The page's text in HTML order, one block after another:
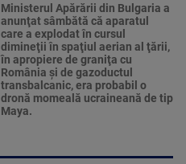
Ministerul Apărării din Bulgaria a
anunţat sâmbătă că aparatul
care a explodat în cursul
dimineţii în spaţiul aerian al ţării,
în apropiere de graniţa cu
România şi de gazoductul
transbalcanic, era probabil o
dronă momeală ucraineană de tip
Maya.